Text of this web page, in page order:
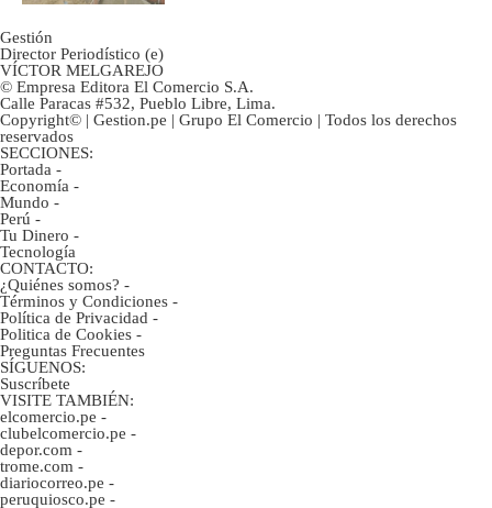
Gestión
Director Periodístico (e)
VÍCTOR MELGAREJO
© Empresa Editora El Comercio S.A.
Calle Paracas #532, Pueblo Libre, Lima.
Copyright© | Gestion.pe | Grupo El Comercio | Todos los derechos
reservados
SECCIONES:
Portada -
Economía -
Mundo -
Perú -
Tu Dinero -
Tecnología
CONTACTO:
¿Quiénes somos? -
Términos y Condiciones -
Política de Privacidad -
Politica de Cookies -
Preguntas Frecuentes
SÍGUENOS:
Suscríbete
VISITE TAMBIÉN:
elcomercio.pe -
clubelcomercio.pe -
depor.com -
trome.com -
diariocorreo.pe -
peruquiosco.pe -